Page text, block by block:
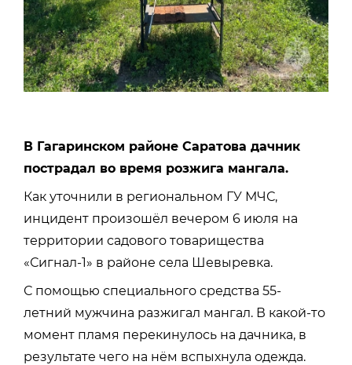
В Гагаринском районе Саратова дачник
пострадал во время розжига мангала.
Как уточнили в региональном ГУ МЧС,
инцидент произошёл вечером 6 июля на
территории садового товарищества
«Сигнал-1» в районе села Шевыревка.
С помощью специального средства 55-
летний мужчина разжигал мангал. В какой-то
момент пламя перекинулось на дачника, в
результате чего на нём вспыхнула одежда.